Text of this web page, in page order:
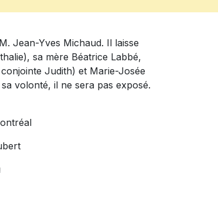
Jean-Yves Michaud. Il laisse
sa mère Béatrice Labbé,
Judith) et Marie-Josée
volonté, il ne sera pas exposé.